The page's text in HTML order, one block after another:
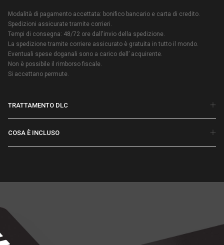
Modalità di pagamento accettata: bonifico bancario e carta di credito.
Spedizioni assicurate tramite corrieri.
Tempi di consegna: 48/72 ore dall'invio della spedizione.
La spedizione tramite corriere assicurato è gratuita in tutto il mondo.
Eventuali spese doganali sono a carico dell’ acquirente.
Non è possibile il rimborso fiscale.
Si accettano permute.
TRATTAMENTO DLC
COSA È INCLUSO